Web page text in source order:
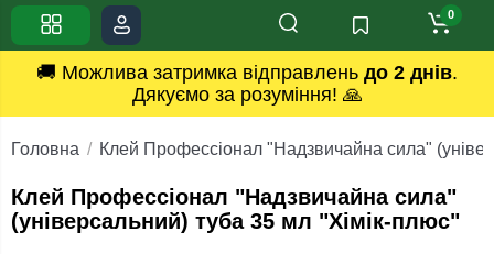
🚚 Можлива затримка відправлень до 2 днів.
Дякуємо за розуміння! 🙏
0
Головна Клей Профессіонал "Надзвичайна сила"
Клей Профессіонал "Надзвичайна сила"
(універсальний) туба 35 мл "Хімік-плюс"